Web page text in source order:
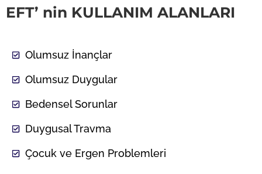
EFT’ nin KULLANIM ALANLARI
Olumsuz İnançlar
Olumsuz Duygular
Bedensel Sorunlar
Duygusal Travma
Çocuk ve Ergen Problemleri